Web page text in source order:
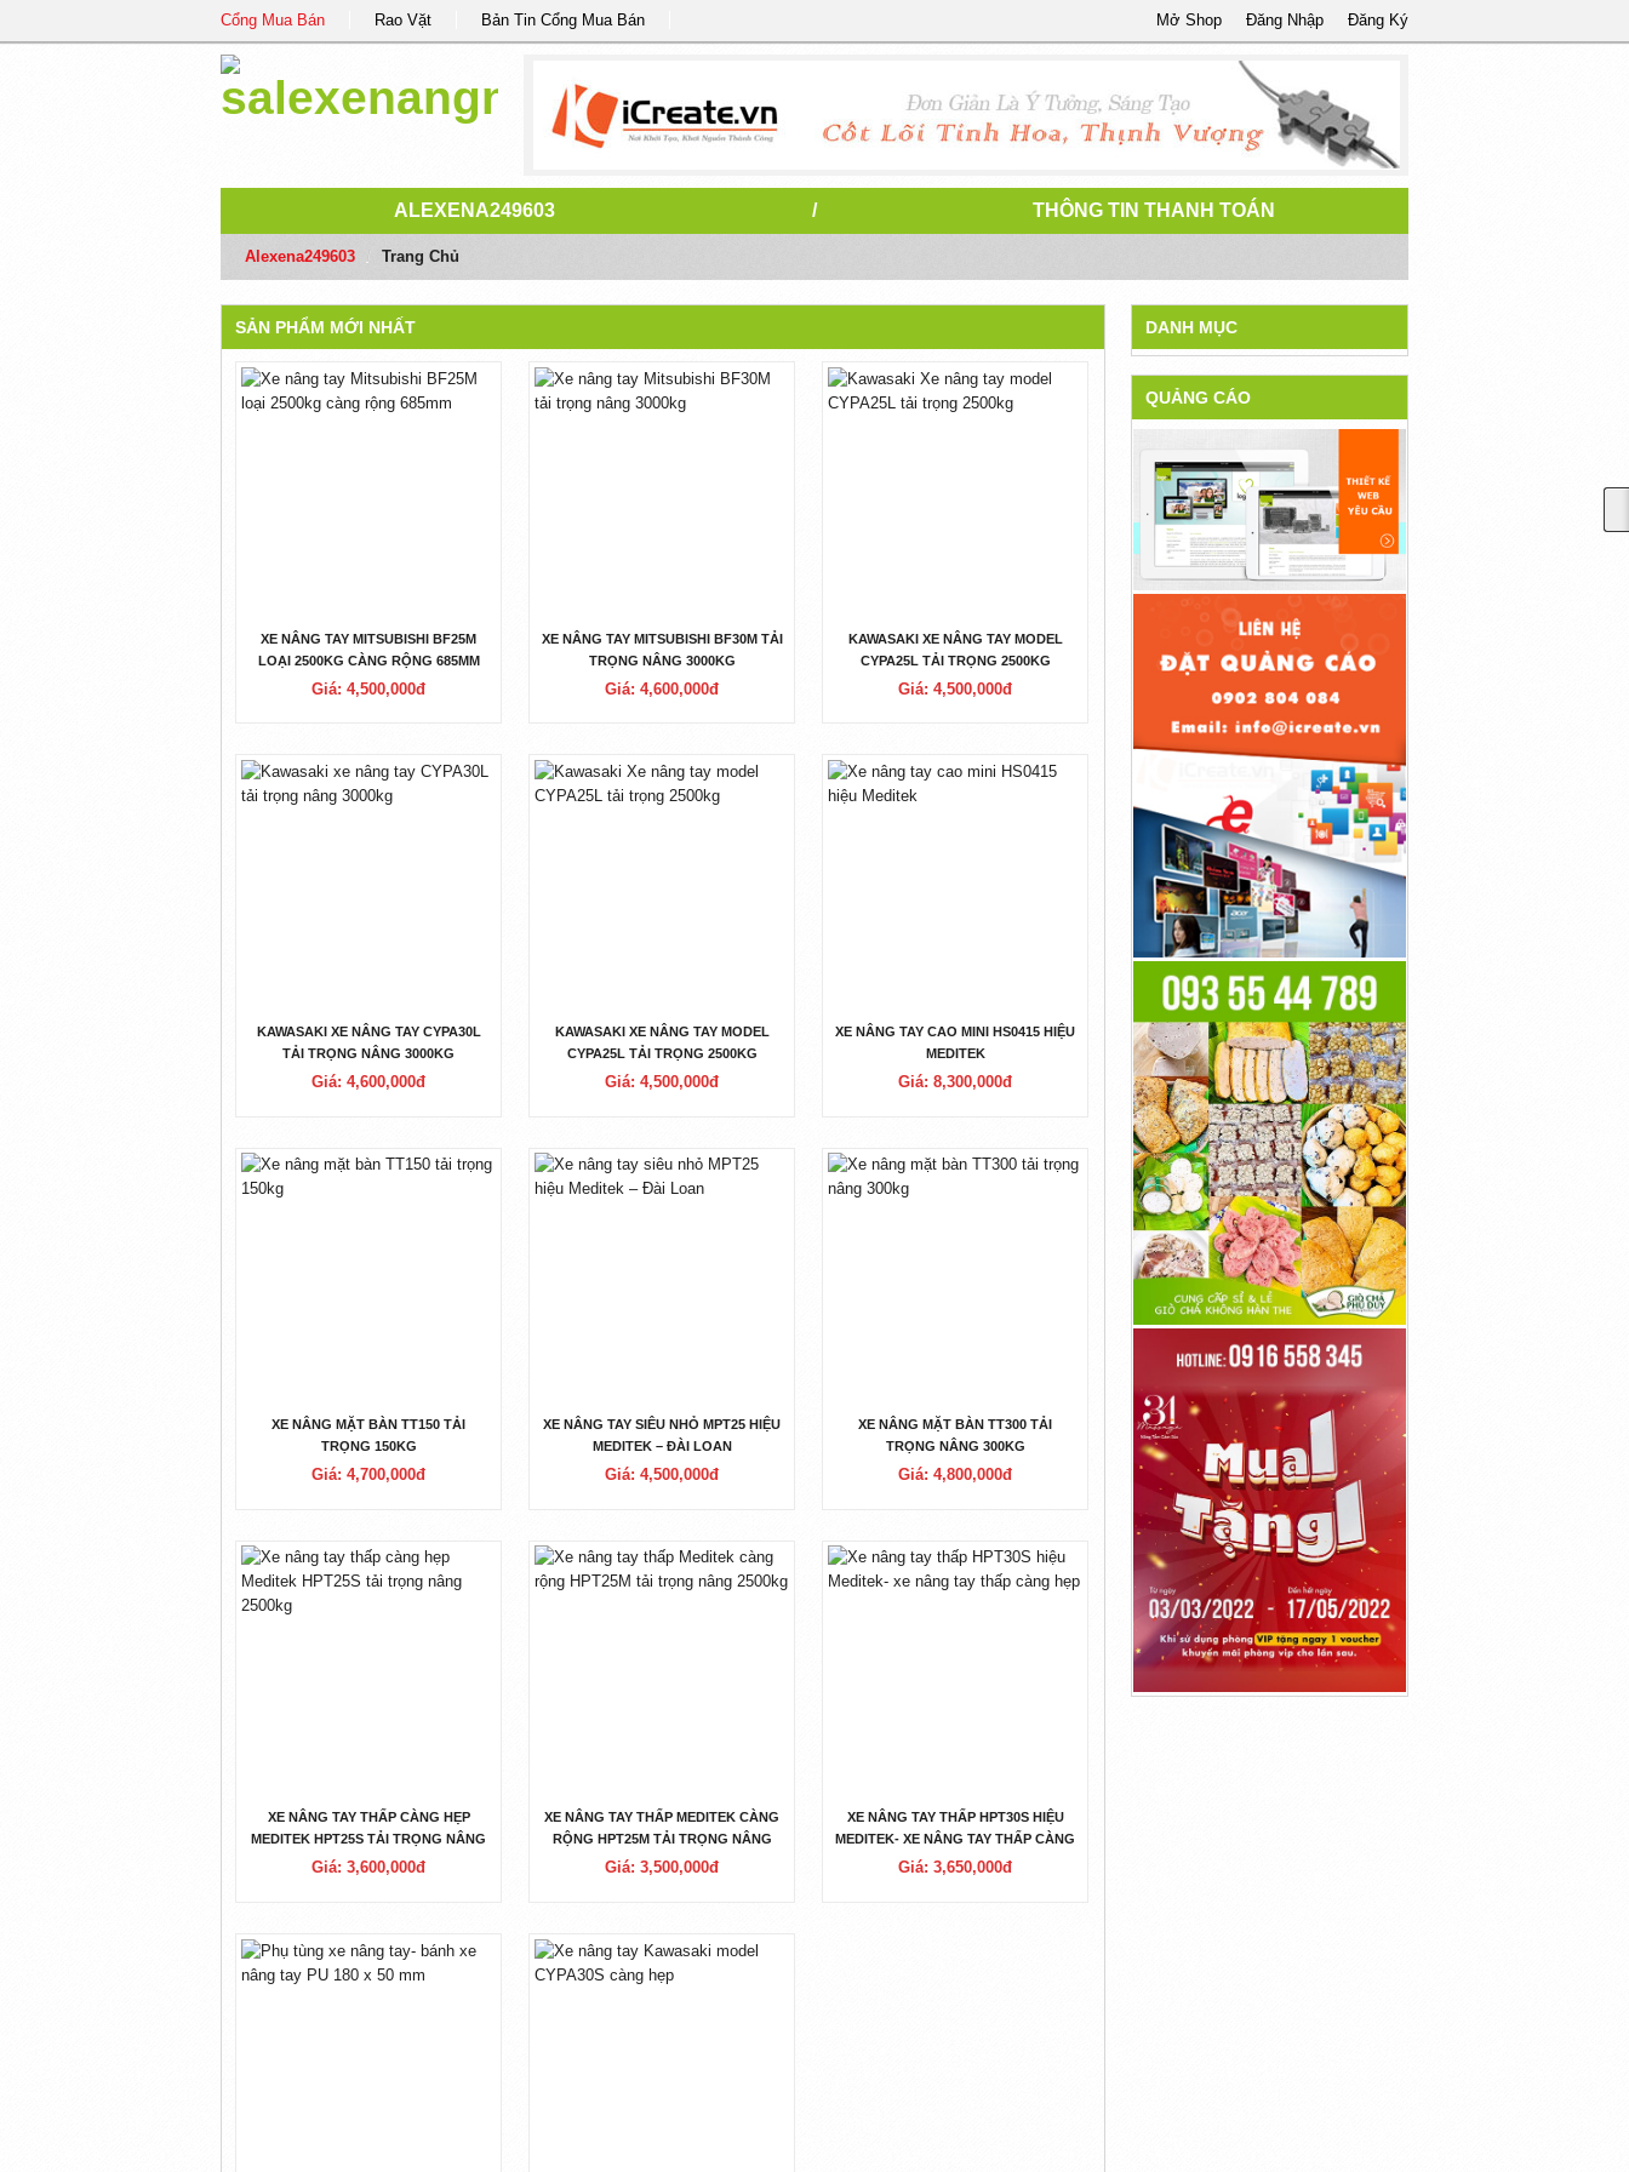
Cổng Mua Bán Rao Vặt Bản Tin Cổng Mua Bán Đăng Ký
Đăng Nhập
Mở Shop
ALEXENA249603 / THÔNG TIN THANH TOÁN
Alexena249603 Trang Chủ
SẢN PHẨM MỚI NHẤT
XE NÂNG TAY MITSUBISHI BF25M
LOẠI 2500KG CÀNG RỘNG 685MM
Giá: 4,500,000đ
XE NÂNG TAY MITSUBISHI BF30M TẢI
TRỌNG NÂNG 3000KG
Giá: 4,600,000đ
KAWASAKI XE NÂNG TAY MODEL
CYPA25L TẢI TRỌNG 2500KG
Giá: 4,500,000đ
KAWASAKI XE NÂNG TAY CYPA30L
TẢI TRỌNG NÂNG 3000KG
Giá: 4,600,000đ
KAWASAKI XE NÂNG TAY MODEL
CYPA25L TẢI TRỌNG 2500KG
Giá: 4,500,000đ
XE NÂNG TAY CAO MINI HS0415 HIỆU
MEDITEK
Giá: 8,300,000đ
XE NÂNG MẶT BÀN TT150 TẢI
TRỌNG 150KG
Giá: 4,700,000đ
XE NÂNG TAY SIÊU NHỎ MPT25 HIỆU
MEDITEK – ĐÀI LOAN
Giá: 4,500,000đ
XE NÂNG MẶT BÀN TT300 TẢI
TRỌNG NÂNG 300KG
Giá: 4,800,000đ
XE NÂNG TAY THẤP CÀNG HẸP
MEDITEK HPT25S TẢI TRỌNG NÂNG
2500KG
Giá: 3,600,000đ
XE NÂNG TAY THẤP MEDITEK CÀNG
RỘNG HPT25M TẢI TRỌNG NÂNG
2500KG
Giá: 3,500,000đ
XE NÂNG TAY THẤP HPT30S HIỆU
MEDITEK- XE NÂNG TAY THẤP CÀNG
HẸP
Giá: 3,650,000đ
DANH MỤC
QUẢNG CÁO